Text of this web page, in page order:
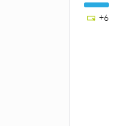
+6